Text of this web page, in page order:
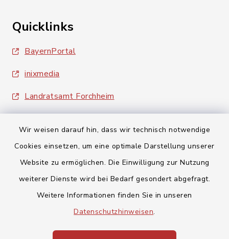
Wir weisen darauf hin, dass wir technisch notwendige
Cookies einsetzen, um eine optimale Darstellung unserer
Website zu ermöglichen. Die Einwilligung zur Nutzung
weiterer Dienste wird bei Bedarf gesondert abgefragt.
Weitere Informationen finden Sie in unseren
Datenschutzhinweisen.
Quicklinks
BayernPortal
inixmedia
Landratsamt Forchheim
Barrierefreiheit